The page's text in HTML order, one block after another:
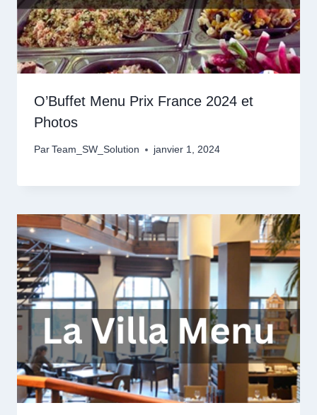
O’Buffet Menu Prix France 2024 et
Photos
Par Team_SW_Solution janvier 1, 2024